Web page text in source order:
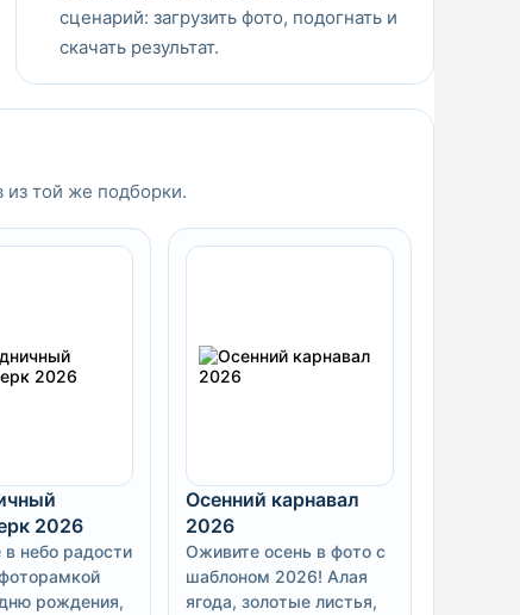
сценарий: загрузить фото, подогнать и
скачать результат.
из той же подборки.
2026
в небо радости
рождения,
Осенний карнавал
2026
Оживите осень в фото с
шаблоном 2026! Алая
ягода, золотые листья,